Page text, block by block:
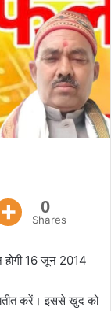
0
Shares
होगी 16 जून 2014
करें। इससे खुद को